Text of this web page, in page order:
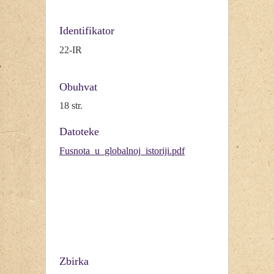
Identifikator
22-IR
Obuhvat
18 str.
Datoteke
Fusnota_u_globalnoj_istoriji.pdf
Zbirka